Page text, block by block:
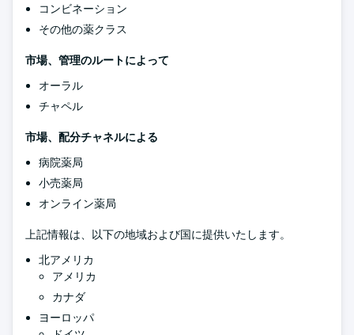
コンビネーション
その他の薬クラス
市場、管理のルートによって
オーラル
チャペル
市場、配分チャネルによる
病院薬局
小売薬局
オンライン薬局
上記情報は、以下の地域および国に提供いたします。
北アメリカ
アメリカ
カナダ
ヨーロッパ